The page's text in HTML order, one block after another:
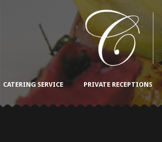
CATERING SERVICE PRIVATE RECEPTIONS